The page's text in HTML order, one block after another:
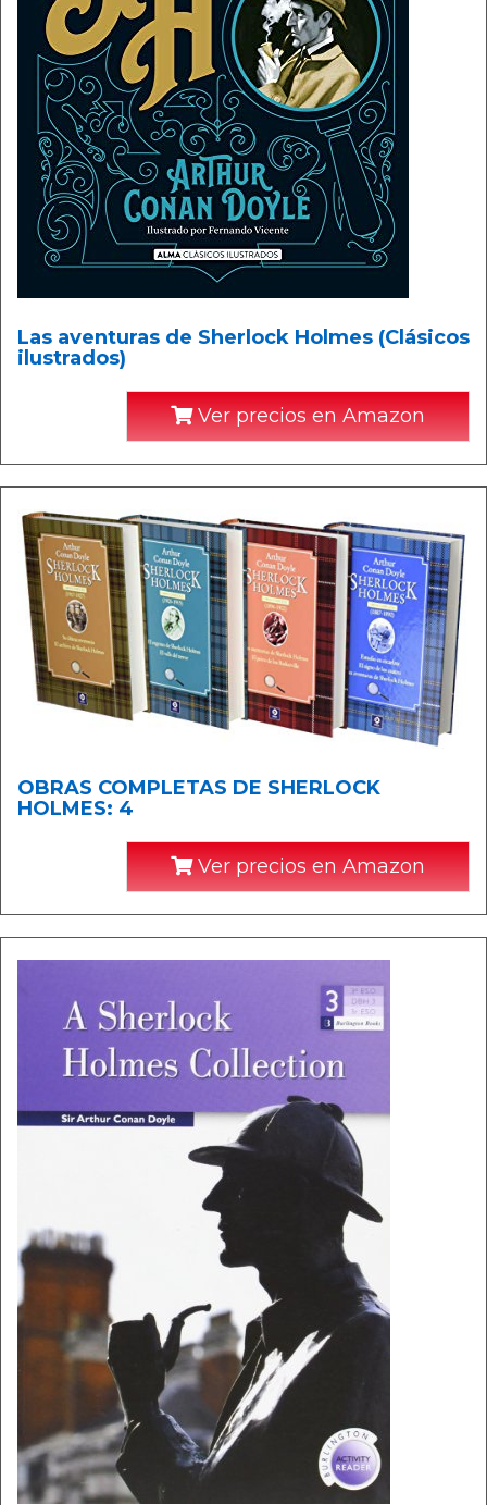
Las aventuras de Sherlock Holmes (Clásicos
ilustrados)
Ver precios en Amazon
OBRAS COMPLETAS DE SHERLOCK
HOLMES: 4
Ver precios en Amazon